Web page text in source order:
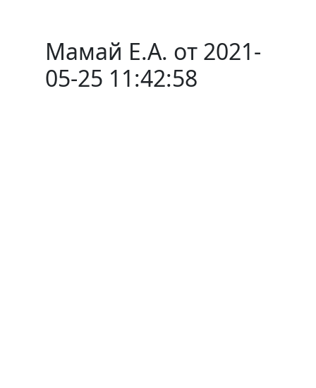
Мамай Е.А. от 2021-
05-25 11:42:58